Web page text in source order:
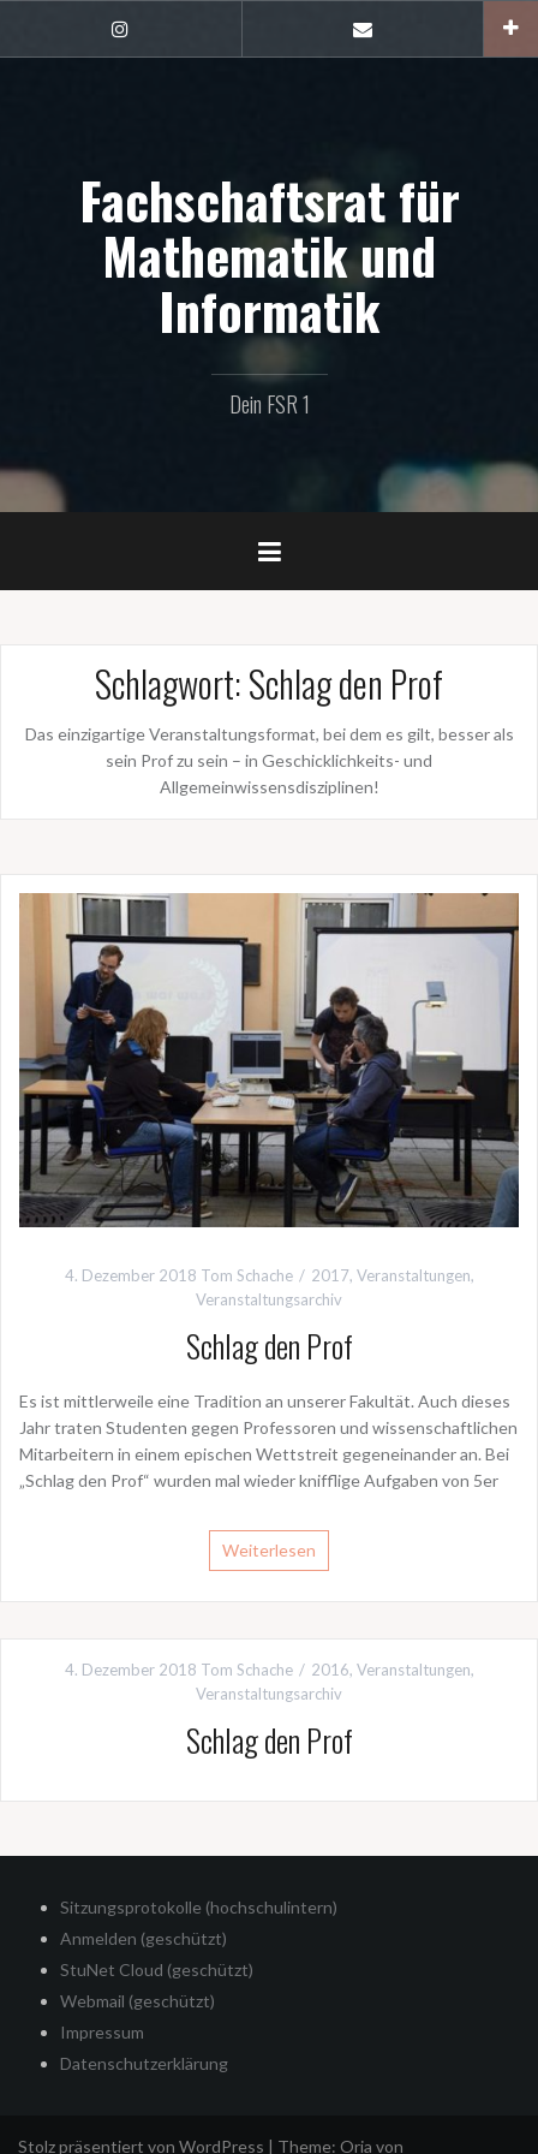
springen
FSR1
auf
E-
Mail
Fachschaftsrat für
Mathematik und
Informatik
Dein FSR 1
Schlagwort:Schlag den Prof
Das einzigartige Veranstaltungsformat, bei dem es gilt, besser als
sein Prof zu sein – in Geschicklichkeits- und
Allgemeinwissensdisziplinen!
4. Dezember 2018 Tom Schache 2017, Veranstaltungen,
Veranstaltungsarchiv
Schlag den Prof
Es ist mittlerweile eine Tradition an unserer Fakultät. Auch dieses
Jahr traten Studenten gegen Professoren und wissenschaftlichen
Mitarbeitern in einem epischen Wettstreit gegeneinander an. Bei
„Schlag den Prof“ wurden mal wieder knifflige Aufgaben von 5er
Weiterlesen
4. Dezember 2018 Tom Schache 2016, Veranstaltungen,
Veranstaltungsarchiv
Schlag den Prof
Sitzungsprotokolle (hochschulintern)
Anmelden (geschützt)
StuNet Cloud (geschützt)
Webmail (geschützt)
Impressum
Datenschutzerklärung
Stolz präsentiert von WordPress | Theme: Oria von